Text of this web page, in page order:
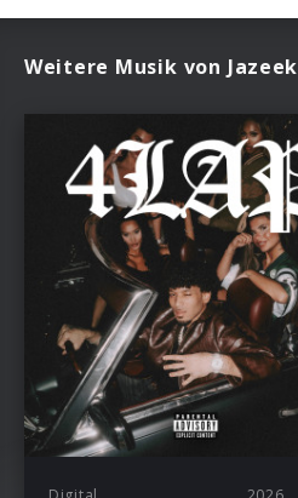
Weitere Musik von Jazeek